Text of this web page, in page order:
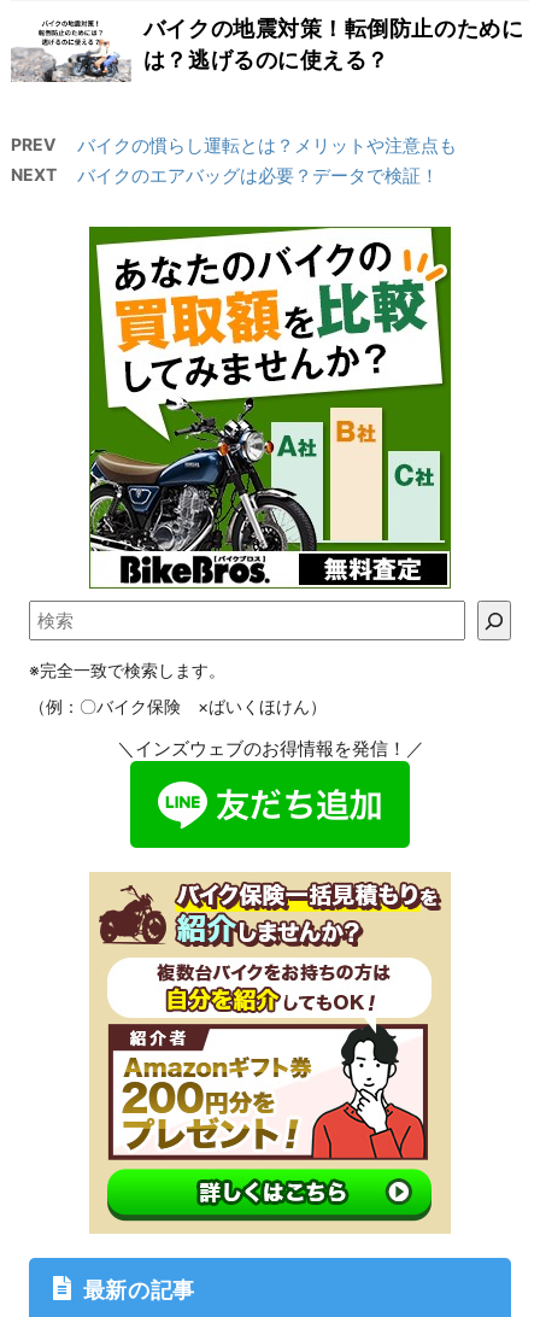
バイクの地震対策！転倒防止のために
は？逃げるのに使える？
PREV バイクの慣らし運転とは？メリットや注意点も
NEXT バイクのエアバッグは必要？データで検証！
※完全一致で検索します。
（例：〇バイク保険 ×ばいくほけん）
＼インズウェブのお得情報を発信！／
最新の記事